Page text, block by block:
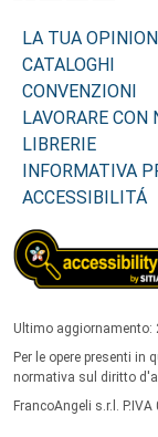
LA TUA
CATALOGHI
CONVENZIONI
LAVORARE CON
LIBRERIE
INFORMATIVA
ACCESSIBILITÁ
Ultimo
Per le opere presenti
normativa sul diritto
FrancoAngeli s.r.l.